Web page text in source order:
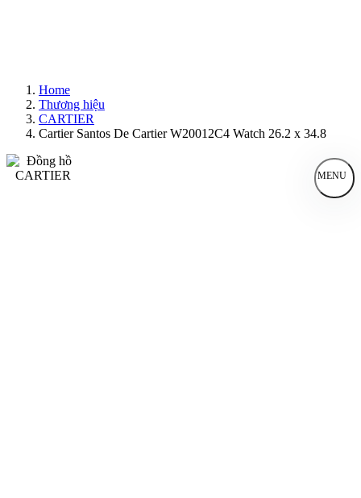
Home
Thương hiệu
CARTIER
Cartier Santos De Cartier W20012C4 Watch 26.2 x 34.8
MENU